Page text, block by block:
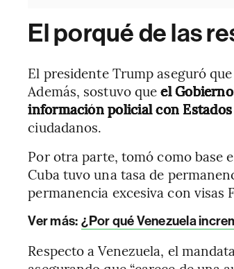
El porqué de las
El presidente Trump aseguró
Además, sostuvo queel
información policial con Estados
ciudadanos.
Por otra parte, tomó como base
Cuba tuvo una tasa de
permanencia excesiva con visas
Ver más: ¿Por qué Venezuela
Respecto a Venezuela, el